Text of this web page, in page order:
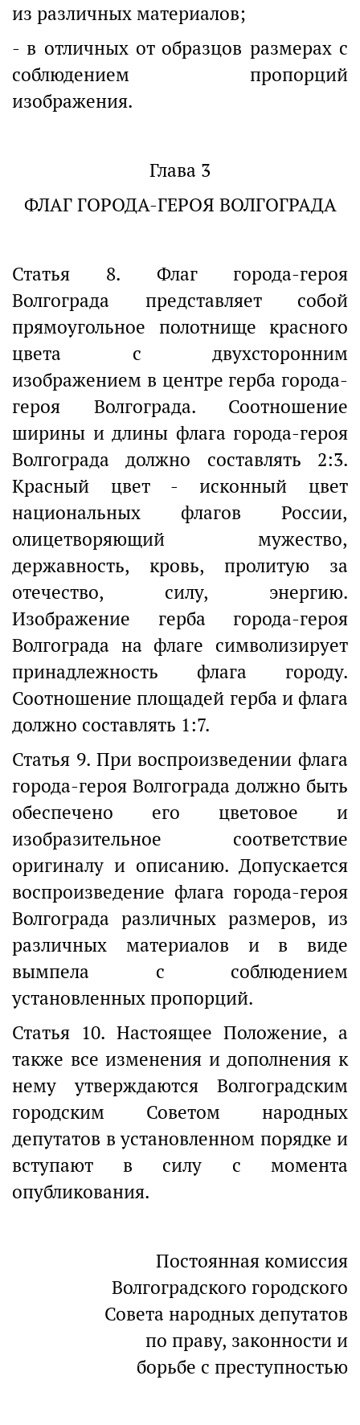
из различных материалов;
- в отличных от образцов размерах с
соблюдением пропорций
изображения.
Глава 3
ФЛАГ ГОРОДА-ГЕРОЯ ВОЛГОГРАДА
Статья 8. Флаг города-героя
Волгограда представляет собой
прямоугольное полотнище красного
цвета с двухсторонним
изображением в центре герба города-
героя Волгограда. Соотношение
ширины и длины флага города-героя
Волгограда должно составлять 2:3.
Красный цвет - исконный цвет
национальных флагов России,
олицетворяющий мужество,
державность, кровь, пролитую за
отечество, силу, энергию.
Изображение герба города-героя
Волгограда на флаге символизирует
принадлежность флага городу.
Соотношение площадей герба и флага
должно составлять 1:7.
Статья 9. При воспроизведении флага
города-героя Волгограда должно быть
обеспечено его цветовое и
изобразительное соответствие
оригиналу и описанию. Допускается
воспроизведение флага города-героя
Волгограда различных размеров, из
различных материалов и в виде
вымпела с соблюдением
установленных пропорций.
Статья 10. Настоящее Положение, а
также все изменения и дополнения к
нему утверждаются Волгоградским
городским Советом народных
депутатов в установленном порядке и
вступают в силу с момента
опубликования.
Постоянная комиссия
Волгоградского городского
Совета народных депутатов
по праву, законности и
борьбе с преступностью